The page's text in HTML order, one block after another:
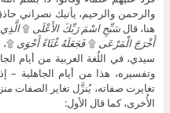
والرحمن والرحيم، يأتيك نصراني
هنا، قالسَبِّحِ اسْمَ رَبِّكَ الأَعْلَى ۩
أَخْرَجَ الْمَرْعَى۩فَجَعَلَهُ غُثَاءً أَحْوَى۩،
سيدي، في اللُغة العربية من أيام
وتفسيره، هذا من أيام الجاهلية
تغايرت صفاته، يُنزَّل تغاير الصفات
الأُخرى، كما قال الأول: